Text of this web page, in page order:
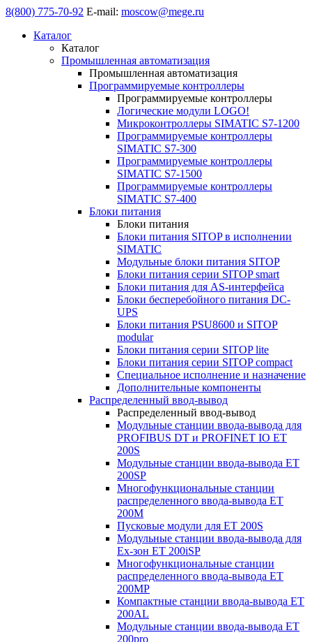
8(800) 775-70-92 E-mail: moscow@mege.ru
Каталог
Каталог
Промышленная автоматизация
Промышленная автоматизация
Программируемые контроллеры
Программируемые контроллеры
Логические модули LOGO!
Микроконтроллеры SIMATIC S7-1200
Программируемые контроллеры
SIMATIC S7-300
Программируемые контроллеры
SIMATIC S7-1500
Программируемые контроллеры
SIMATIC S7-400
Блоки питания
Блоки питания
Блоки питания SITOP в исполнении
SIMATIC
Модульные блоки питания SITOP
Блоки питания серии SITOP smart
Блоки питания для AS-интерфейса
Блоки бесперебойного питания DC-
UPS
Блоки питания PSU8600 и SITOP
modular
Блоки питания серии SITOP lite
Блоки питания серии SITOP compact
Специальное исполнение и назначение
Дополнительные компоненты
Распределенный ввод-вывод
Распределенный ввод-вывод
Модульные станции ввода-вывода для
PROFIBUS DT и PROFINET IO ET
200S
Модульные станции ввода-вывода ET
200SP
Многофункциональные станции
распределенного ввода-вывода ET
200M
Пусковые модули для ET 200S
Модульные станции ввода-вывода для
Ex-зон ET 200iSP
Многофункциональные станции
распределенного ввода-вывода ET
200MP
Компактные станции ввода-вывода ET
200AL
Модульные станции ввода-вывода ET
200pro